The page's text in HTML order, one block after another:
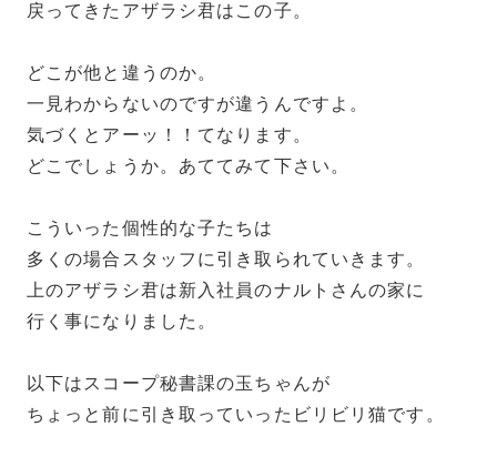
戻ってきたアザラシ君はこの子。
どこが他と違うのか。
一見わからないのですが違うんですよ。
気づくとアーッ！！てなります。
どこでしょうか。あててみて下さい。
こういった個性的な子たちは
多くの場合スタッフに引き取られていきます。
上のアザラシ君は新入社員のナルトさんの家に
行く事になりました。
以下はスコープ秘書課の玉ちゃんが
ちょっと前に引き取っていったビリビリ猫です。